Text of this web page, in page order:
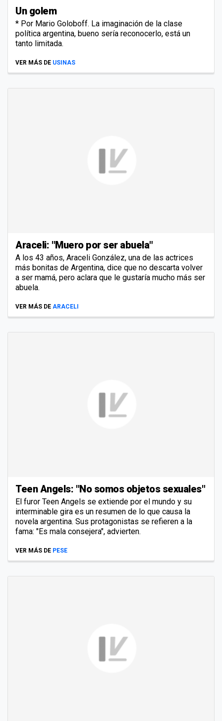
Un golem
* Por Mario Goloboff. La imaginación de la clase
política argentina, bueno sería reconocerlo, está un
tanto limitada.
VER MÁS DE USINAS
Araceli: "Muero por ser abuela"
A los 43 años, Araceli González, una de las actrices
más bonitas de Argentina, dice que no descarta volver
a ser mamá, pero aclara que le gustaría mucho más ser
abuela.
VER MÁS DE ARACELI
Teen Angels: "No somos objetos sexuales"
El furor Teen Angels se extiende por el mundo y su
interminable gira es un resumen de lo que causa la
novela argentina. Sus protagonistas se refieren a la
fama: "Es mala consejera", advierten.
VER MÁS DE PESE